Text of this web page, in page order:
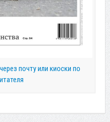
почту или киоски по